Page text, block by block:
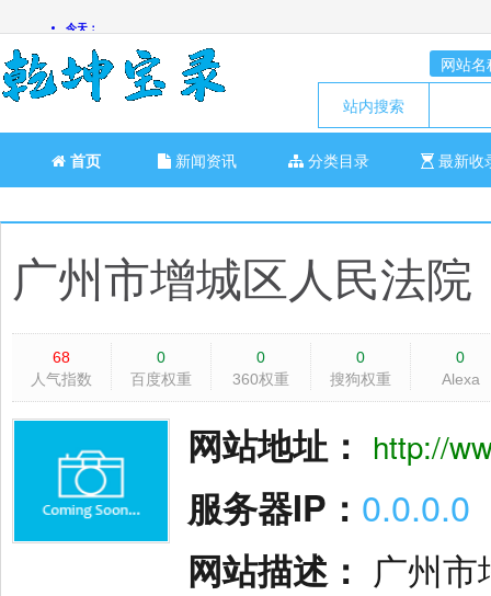
网站名
站内搜索
首页 新闻资讯 分类目录 最新收
广州市增城区人民法院
68
人气指数
0
百度权重
0
360权重
0
搜狗权重
0
Alexa
网站地址： http://
服务器IP： 0.0.0.0
网站描述： 广州